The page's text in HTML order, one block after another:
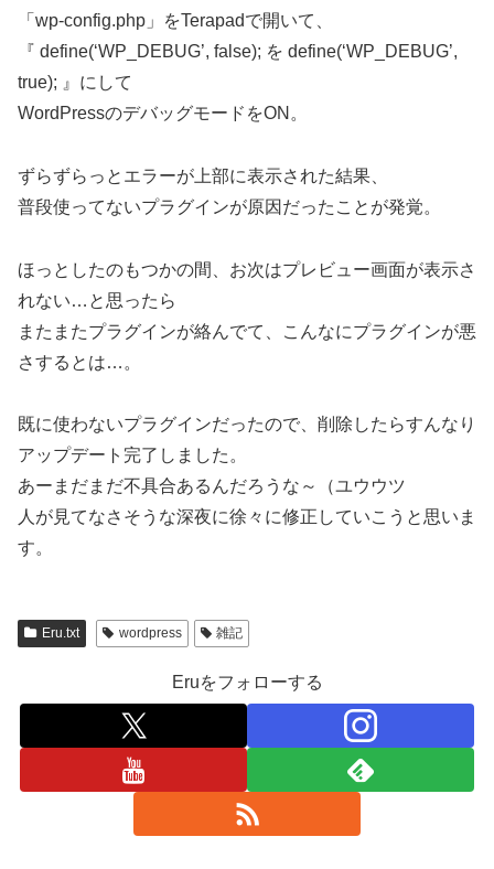
「wp-config.php」をTerapadで開いて、
『 define(‘WP_DEBUG’, false); を define(‘WP_DEBUG’,
true); 』にして
WordPressのデバッグモードをON。
ずらずらっとエラーが上部に表示された結果、
普段使ってないプラグインが原因だったことが発覚。
ほっとしたのもつかの間、お次はプレビュー画面が表示さ
れない…と思ったら
またまたプラグインが絡んでて、こんなにプラグインが悪
さするとは…。
既に使わないプラグインだったので、削除したらすんなり
アップデート完了しました。
あーまだまだ不具合あるんだろうな～（ユウウツ
人が見てなさそうな深夜に徐々に修正していこうと思いま
す。
Eru.txt wordpress 雑記
Eruをフォローする